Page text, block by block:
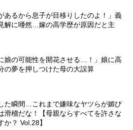
あるから息子が目移りしたのよ！」義
解に唖然…嫁の高学歴が原因だと主
娘の可能性を開花させる…！」娘に高
の夢を押しつけた母の大誤算
た瞬間…これまで嫌味なヤツらが媚び
滑稽だな！【母親ならすべてを許さな
か？ Vol.28】